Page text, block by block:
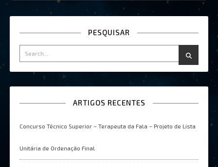
PESQUISAR
ARTIGOS RECENTES
Concurso Técnico Superior – Terapeuta da Fala – Projeto de Lista
Unitária de Ordenação Final